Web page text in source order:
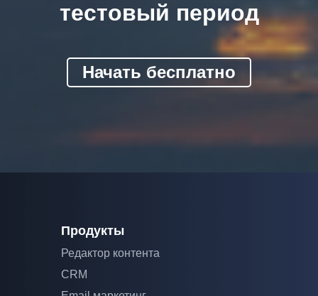
тестовый период
Начать бесплатно
Продукты
Редактор контента
CRM